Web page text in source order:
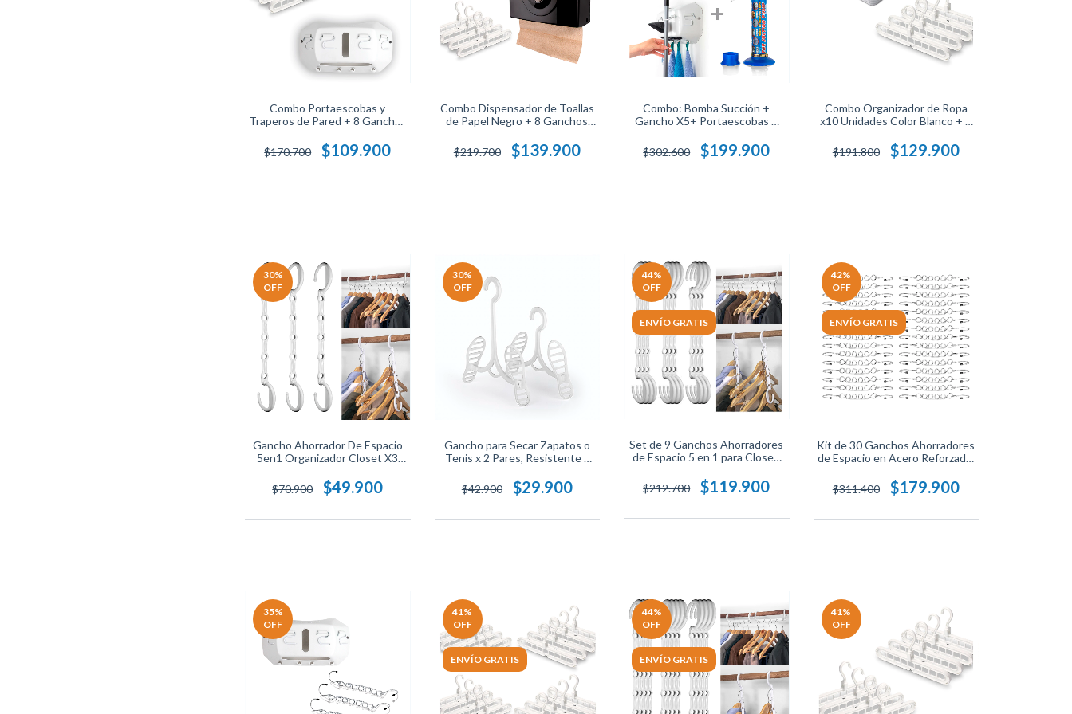
Combo Portaescobas y
Traperos de Pared + 8 Ganchos
Organiza y Optimiza tu Hogar.
$170.700 $109.900
Combo Dispensador de Toallas
de Papel Negro + 8 Ganchos
Organiza y Optimiza tu Hogar.
$219.700 $139.900
Combo: Bomba Succión +
Gancho X5+ Portaescobas +
$302.600
$199.900
Combo Organizador de Ropa
x10 Unidades Color Blanco + 4
Espacio, Ideal para Optimizar tu
Closet.
$191.800 $129.900
30%
OFF
Gancho Ahorrador De Espacio
5en1 Organizador Closet X3
$70.900
$49.900
30%
OFF
Gancho para Secar Zapatos o
Tenis x 2 Pares, Resistente y
Ahorro de Espacio y Ventilación
Rápida.
$42.900 $29.900
44%
OFF
ENVÍO GRATIS
Set de 9 Ganchos Ahorradores
de Espacio 5 en 1 para Closet,
Multifuncional y Resistente.
$212.700 $119.900
42%
OFF
ENVÍO GRATIS
Kit de 30 Ganchos Ahorradores
de Espacio en Acero Reforzado,
para Organización de Ropa.
$311.400 $179.900
35%
OFF
41 %
OFF
ENVÍO GRATIS
44%
OFF
ENVÍO GRATIS
41 %
OFF